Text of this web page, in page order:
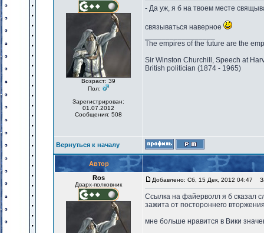
Возраст: 39
Пол:
Зарегистрирован:
01.07.2012
Сообщения: 508
- Да уж, я б на твоем месте
связываться наверное
The empires of the future are the
Sir Winston Churchill, Speech at
British politician (1874 - 1965)
Вернуться к началу
Автор
Ros
Дварх-полковник
Добавлено: Сб, 15 Дек, 2012 04:47
Ссылка на файерволл я б сказал
зажита от постороннего
мне больше нравится в Вики